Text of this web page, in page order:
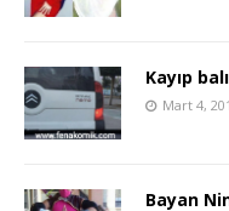
Kayıp
Mart 4,
Bayan